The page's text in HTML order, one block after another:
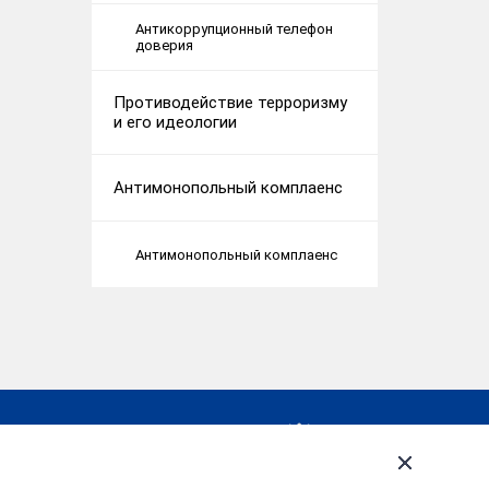
Антикоррупционный телефон
доверия
Противодействие терроризму
и его идеологии
Антимонопольный комплаенс
Антимонопольный комплаенс